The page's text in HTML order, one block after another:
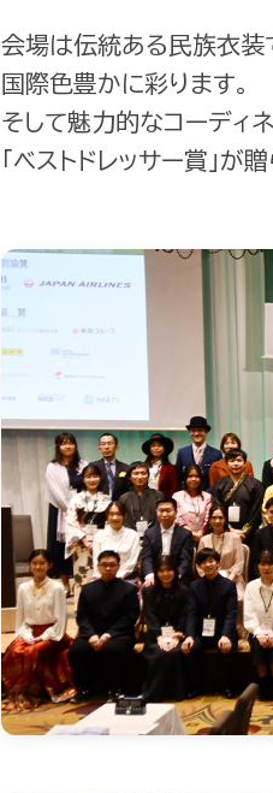
会場は伝統ある民族衣装
国際色豊かに彩ります。
そして魅力的なコーディ
「ベストドレッサー賞」が